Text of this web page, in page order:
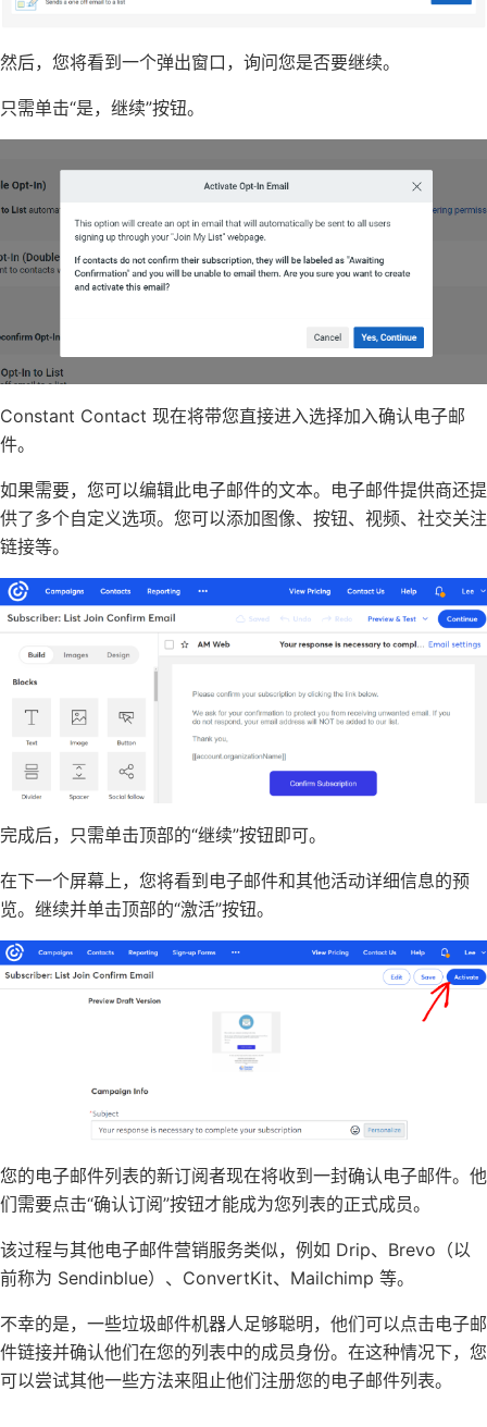
然后，您将看到一个弹出窗口，询问您是否要继续。
只需单击“是，继续”按钮。
Constant Contact 现在将带您直接进入选择加入确认电子邮
件。
如果需要，您可以编辑此电子邮件的文本。电子邮件提供商还提
供了多个自定义选项。您可以添加图像、按钮、视频、社交关注
链接等。
完成后，只需单击顶部的“继续”按钮即可。
在下一个屏幕上，您将看到电子邮件和其他活动详细信息的预
览。继续并单击顶部的“激活”按钮。
您的电子邮件列表的新订阅者现在将收到一封确认电子邮件。他
们需要点击“确认订阅”按钮才能成为您列表的正式成员。
该过程与其他电子邮件营销服务类似，例如 Drip、 Brevo（以
前称为 Sendinblue） 、 ConvertKit、 Mailchimp 等。
不幸的是，一些垃圾邮件机器人足够聪明，他们可以点击电子邮
件链接并确认他们在您的列表中的成员身份。在这种情况下，您
可以尝试其他一些方法来阻止他们注册您的电子邮件列表。